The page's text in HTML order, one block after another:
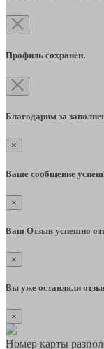
Профиль сохранён.
Благодарим за
×
Ваше сообщение
×
Ваш Отзыв успешно
×
Вы уже оставляли
×
Номер карты